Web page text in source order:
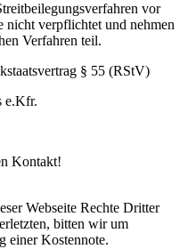
vor
nicht verpflichtet und nehmen
Verfahren teil.
§ 55 (RStV)
e.Kfr.
Kontakt!
Webseite Rechte Dritter
bitten wir um
einer Kostennote.